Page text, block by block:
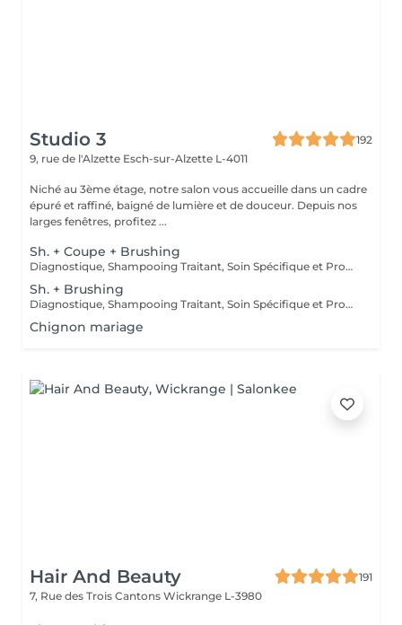
Studio 3
192
9, rue de l'Alzette Esch-sur-Alzette L-4011
Niché au 3ème étage, notre salon vous accueille dans un cadre
épuré et raffiné, baigné de lumière et de douceur. Depuis nos
larges fenêtres, profitez ...
Sh. + Coupe + Brushing
Diagnostique, Shampooing Traitant, Soin Spécifique et Produits Coiffants inclus
Sh. + Brushing
Diagnostique, Shampooing Traitant, Soin Spécifique et Produits Coiffants inclus
Chignon mariage
Hair And Beauty
191
7, Rue des Trois Cantons Wickrange L-3980